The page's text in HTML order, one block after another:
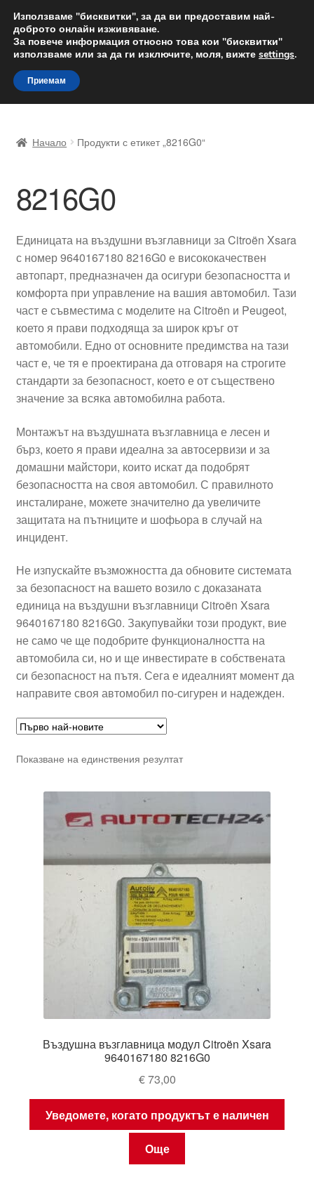
ДОСТАВКА от 12 лв.
Доставка по целия свят
Skip
to
navigation
Skip
to
content
Доставка по целия свят
Жалби
Количка
Контакт
Моята сметка
Плащанията
Правила и условия
Процедура за рекламации
Разгледайте
Транспорт
Начало Продукти с етикет „8216G0“
8216G0
Единицата на въздушни възглавници за Citroën Xsara
с номер 9640167180 8216G0 е висококачествен
автопарт, предназначен да осигури безопасността и
комфорта при управление на вашия автомобил. Тази
част е съвместима с моделите на Citroën и Peugeot,
което я прави подходяща за широк кръг от
автомобили. Едно от основните предимства на тази
част е, че тя е проектирана да отговаря на строгите
стандарти за безопасност, което е от съществено
значение за всяка автомобилна работа.
Монтажът на въздушната възглавница е лесен и
бърз, което я прави идеална за автосервизи и за
домашни майстори, които искат да подобрят
безопасността на своя автомобил. С правилното
инсталиране, можете значително да увеличите
защитата на пътниците и шофьора в случай на
инцидент.
Не изпускайте възможността да обновите системата
за безопасност на вашето возило с доказаната
единица на въздушни възглавници Citroën Xsara
9640167180 8216G0. Закупувайки този продукт, вие
не само че ще подобрите функционалността на
автомобила си, но и ще инвестирате в собствената
си безопасност на пътя. Сега е идеалният момент да
направите своя автомобил по-сигурен и надежден.
Показване на единствения резултат
Въздушна възглавница модул Citroën Xsara
9640167180 8216G0
€73,00
Уведомете, когато продуктът е наличен
Още
Използваме "бисквитки", за да ви предоставим най-
доброто онлайн изживяване.
За повече информация относно това кои "бисквитки"
използваме или за да ги изключите, моля, вижте settings.
Приемам